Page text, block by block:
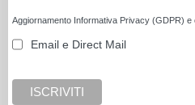
Aggiornamento Informativa Privacy (GDPR) e
Email e Direct Mail